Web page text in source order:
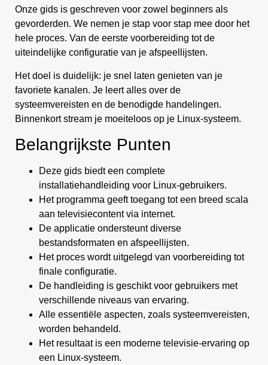
Onze gids is geschreven voor zowel beginners als
gevorderden. We nemen je stap voor stap mee door het
hele proces. Van de eerste voorbereiding tot de
uiteindelijke configuratie van je afspeellijsten.
Het doel is duidelijk: je snel laten genieten van je
favoriete kanalen. Je leert alles over de
systeemvereisten en de benodigde handelingen.
Binnenkort stream je moeiteloos op je Linux-systeem.
Belangrijkste Punten
Deze gids biedt een complete
installatiehandleiding voor Linux-gebruikers.
Het programma geeft toegang tot een breed scala
aan televisiecontent via internet.
De applicatie ondersteunt diverse
bestandsformaten en afspeellijsten.
Het proces wordt uitgelegd van voorbereiding tot
finale configuratie.
De handleiding is geschikt voor gebruikers met
verschillende niveaus van ervaring.
Alle essentiële aspecten, zoals systeemvereisten,
worden behandeld.
Het resultaat is een moderne televisie-ervaring op
een Linux-systeem.